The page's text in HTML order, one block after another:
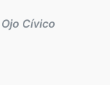
Cívico